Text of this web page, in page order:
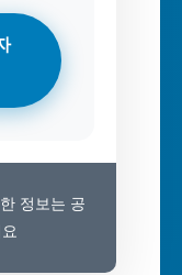
정보는 공